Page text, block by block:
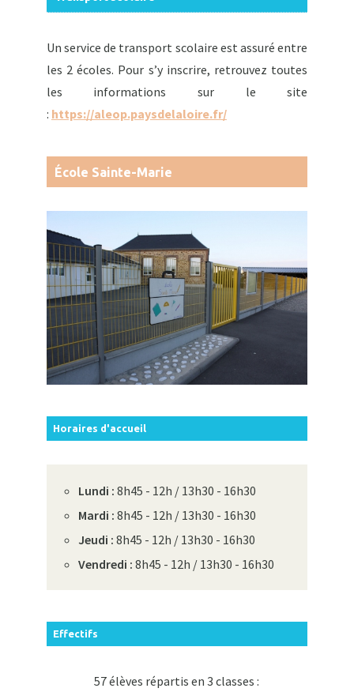
Un service de transport scolaire est assuré entre
les 2 écoles. Pour s’y inscrire, retrouvez toutes
les informations sur le site
: https://aleop.paysdelaloire.fr/
École Sainte-Marie
Horaires d'accueil
Lundi : 8h45 - 12h / 13h30 - 16h30
Mardi : 8h45 - 12h / 13h30 - 16h30
Jeudi : 8h45 - 12h / 13h30 - 16h30
Vendredi : 8h45 - 12h / 13h30 - 16h30
Effectifs
57 élèves répartis en 3 classes :